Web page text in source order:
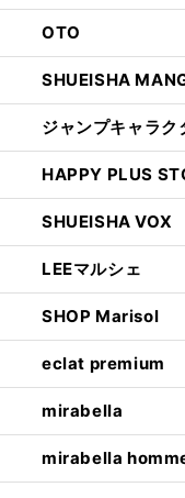
OTO
SHUEISHA
ジャンプキャラク
HAPPY PLUS
SHUEISHA VOX
LEEマルシェ
SHOP Marisol
eclat premium
mirabella
mirabella